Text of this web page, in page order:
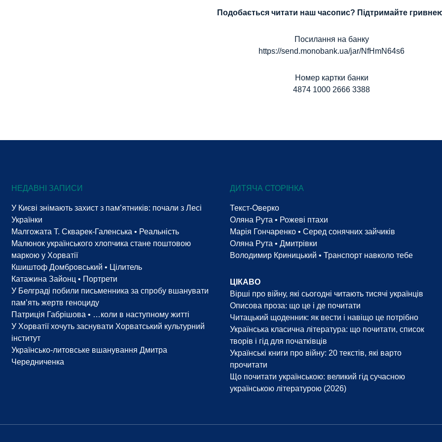
Подобається читати наш часопис? Підтримайте
Посилання на банку
https://send.monobank.ua/jar/NfHmN64s6
Номер картки банки
4874 1000 2666 3388
НЕДАВНІ ЗАПИСИ
У Києві знімають захист з пам’ятників: почали з Лесі
Українки
Малгожата Т. Скварек-Галенська • Реальність
Малюнок українського хлопчика стане поштовою
маркою у Хорватії
Кшиштоф Домбровський • Цілитель
Катажина Зайонц • Портрети
У Белграді побили письменника за спробу вшанувати
пам’ять жертв геноциду
Патриція Габрішова • …коли в наступному житті
У Хорватії хочуть заснувати Хорватський культурний
інститут
Українсько-литовське вшанування Дмитра
Чередниченка
ДИТЯЧА СТОРІНКА
Текст-Оверко
Оляна Рута • Рожеві птахи
Марія Гончаренко • Серед сонячних зайчиків
Оляна Рута • Дмитрівки
Володимир Криницький • Транспорт навколо тебе
ЦІКАВО
Вірші про війну, які сьогодні читають тисячі українців
Описова проза: що це і де почитати
Читацький щоденник: як вести і навіщо це потрібно
Українська класична література: що почитати, список
творів і гід для початківців
Українські книги про війну: 20 текстів, які варто
прочитати
Що почитати українською: великий гід сучасною
українською літературою (2026)